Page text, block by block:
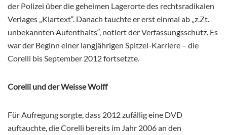
der Polizei über die geheimen Lagerorte des rechtsradikalen
Verlages „Klartext“. Danach tauchte er erst einmal ab „z.Zt.
unbekannten Aufenthalts“, notiert der Verfassungsschutz. Es
war der Beginn einer langjährigen Spitzel-Karriere – die
Corelli bis September 2012 fortsetzte.
Corelli und der Weisse Wolff
Für Aufregung sorgte, dass 2012 zufällig eine DVD
auftauchte, die Corelli bereits im Jahr 2006 an den